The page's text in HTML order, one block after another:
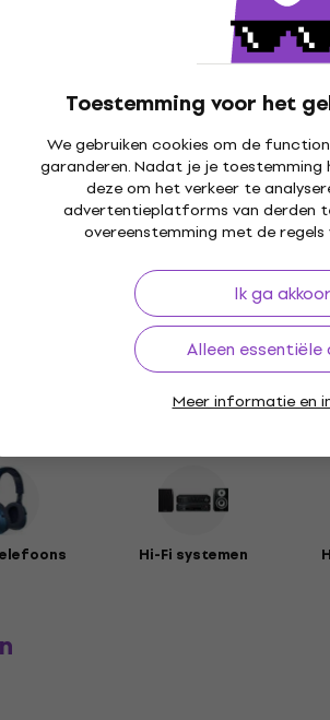
Toestemming voor het
We gebruiken cookies om de
garanderen. Nadat je je toestemming
deze om het verkeer te
advertentieplatforms van derden
overeenstemming met de
Ik ga
Alleen essentiële
Meer informatie en
Hollywood Records
Hi-Fi systemen